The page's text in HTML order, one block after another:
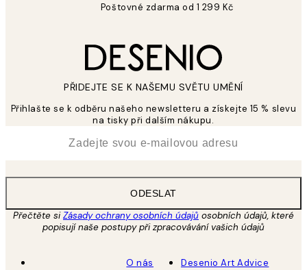
Poštovné zdarma od 1 299 Kč
PŘIDEJTE SE K NAŠEMU SVĚTU UMĚNÍ
Přihlašte se k odběru našeho newsletteru a získejte 15 % slevu
na tisky při dalším nákupu.
ODESLAT
Přečtěte siZásady ochrany osobních údajů osobních údajů, které
popisují naše postupy při zpracovávání vašich údajů
O nás
Desenio Art Advice